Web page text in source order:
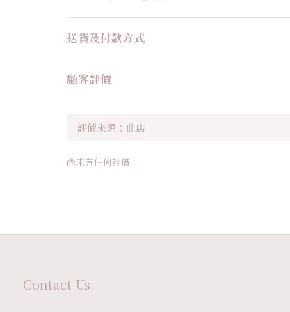
送貨及付款方式
顧客評價
尚未有任何評價
Contact Us